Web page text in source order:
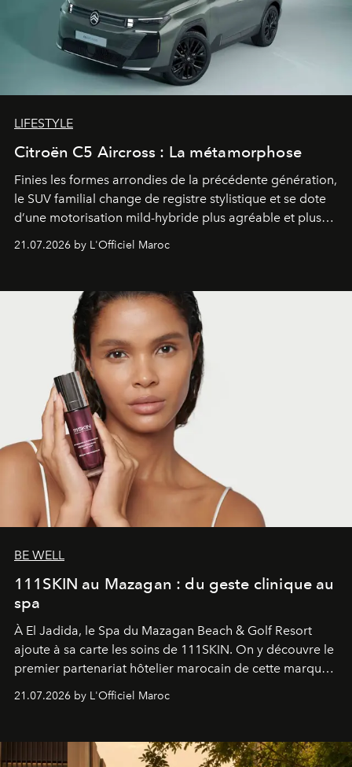
LIFESTYLE
Citroën C5 Aircross : La métamorphose
Finies les formes arrondies de la précédente génération,
le SUV familial change de registre stylistique et se dote
d’une motorisation mild-hybride plus agréable et plus
économe. à n’en pas douter, le nouveau C5 Aircross a
gagné en maturité.
21.07.2026 by L'Officiel Maroc
BE WELL
111SKIN au Mazagan : du geste clinique au
spa
À El Jadida, le Spa du Mazagan Beach & Golf Resort
ajoute à sa carte les soins de 111SKIN. On y découvre le
premier partenariat hôtelier marocain de cette marque
britannique, née dans un cabinet de chirurgie plastique
londonien et construite depuis autour d'un actif breveté,
21.07.2026 by L'Officiel Maroc